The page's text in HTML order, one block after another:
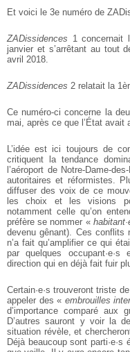
Et voici le 3e numéro de
ZADissidences 1 concernait
janvier ets’arrêtant au tout
avril 2018.
ZADissidences 2 relatait la
Ce numéro-ci concerne la
mai, après ce que l’État avait
L’idée est ici toujours de
critiquent latendance
l’aéroport de Notre-Dame-
autoritaires et réformistes.
diffuser des voix de ce
les choix et les visions
notamment celle qu’on
préfère se nommer «
devenu gênant). Ces conflits
n’a faitqu’amplifier ce qui
par quelques
direction qui en déjà fait fuir
Certain·e·s trouveront triste
appeler des « embrouilles
d’importance comparé aux
D’autres sauront y voir la
situation révèle, et
Déjà beaucoup sont parti·e·s